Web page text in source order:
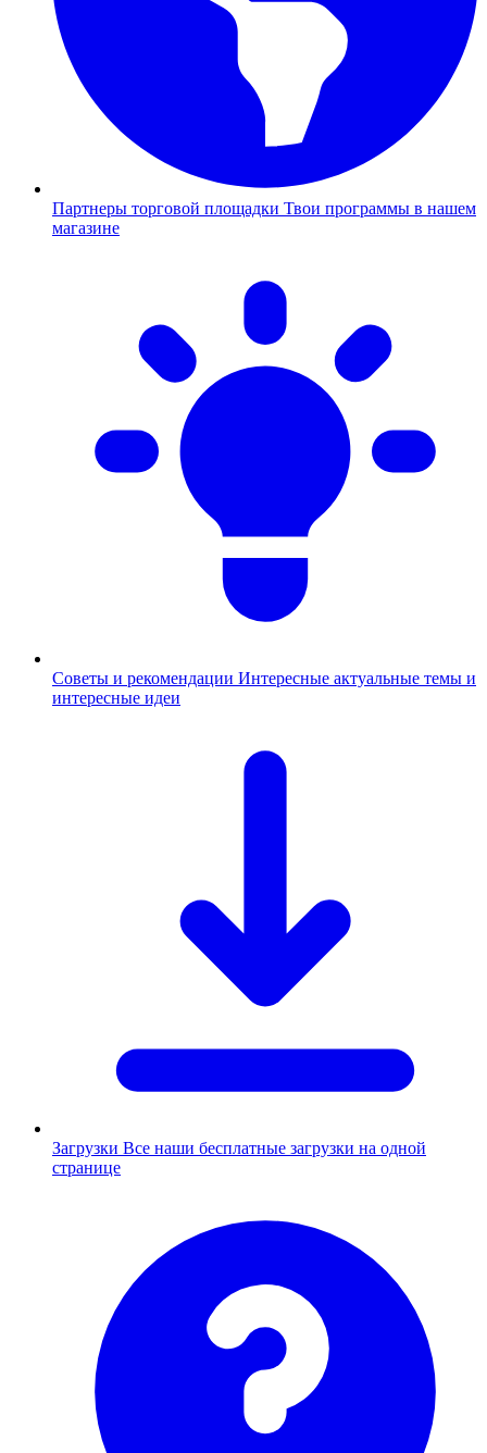
Партнеры торговой площадки Твои программы в нашем
магазине
Советы и рекомендации Интересные актуальные темы и
интересные идеи
Загрузки Все наши бесплатные загрузки на одной
странице